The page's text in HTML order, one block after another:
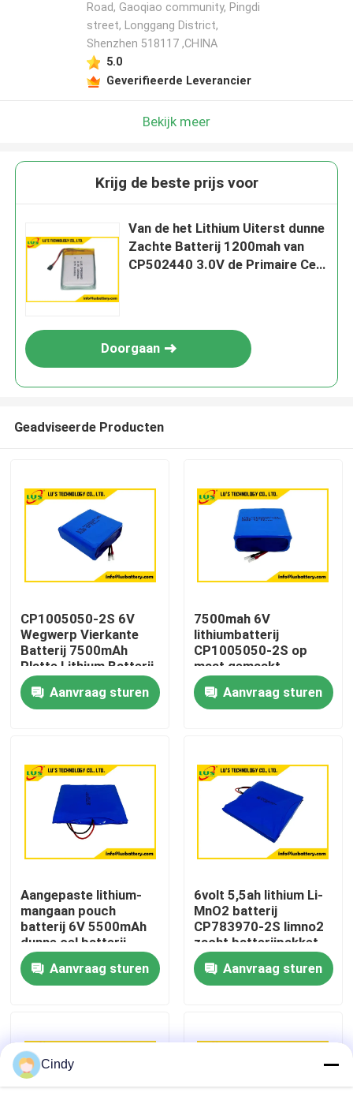
Huis
Producten
Fabrieksreis
Kwaliteitscontrole
Contacteer ons
Nieuws
Lithiumthionyl Chloridebatterij
Het Dioxydebatterij van het lithiummangaan
Road, Gaoqiao community, Pingdi
street, Longgang District,
Shenzhen 518117 ,CHINA
5.0
Geverifieerde Leverancier
Bekijk meer
Krijg de beste prijs voor
Van de het Lithium Uiterst dunne
Zachte Batterij 1200mah van
CP502440 3.0V de Primaire Cel
Doorgaan
Geadviseerde Producten
CP1005050-2S 6V
Wegwerp Vierkante
Batterij 7500mAh
Platte Lithium Batterij
Maatwerk
Aanvraag sturen
7500mah 6V
lithiumbatterij
CP1005050-2S op
maat gemaakt
lithiumbatterijpakket
Aanvraag sturen
Aangepaste lithium-
mangaan pouch
batterij 6V 5500mAh
dunne cel batterij
CP783970-2S batterij
Aanvraag sturen
6volt 5,5ah lithium Li-
MnO2 batterij
CP783970-2S limno2
zacht batterijpakket
OEM-fabriek
Aanvraag sturen
Cindy